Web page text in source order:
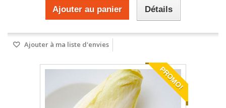
Ajouter au panier Détails
Ajouter à ma liste d'envies
PROMO!